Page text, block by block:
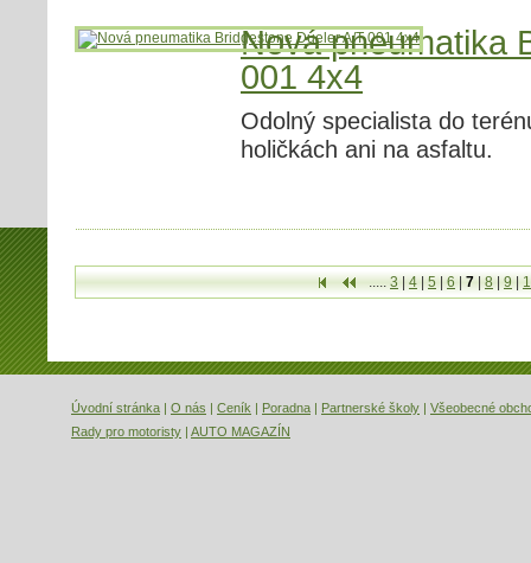
Nová pneumatika
001 4x4
Odolný specialista do
holičkách ani na asfaltu.
PrvníPředchozí
..... 3 4 5 6 7 8 9
Úvodní stránka | O nás | Ceník | Poradna | Partnerské školy | Všeobecné
Rady pro motoristy | AUTO MAGAZÍN